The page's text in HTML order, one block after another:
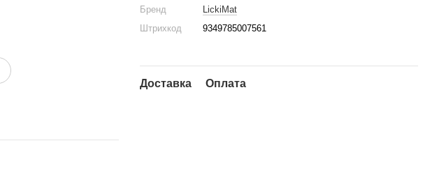
Бренд
LickiMat
Штрихкод
9349785007561
Доставка Оплата